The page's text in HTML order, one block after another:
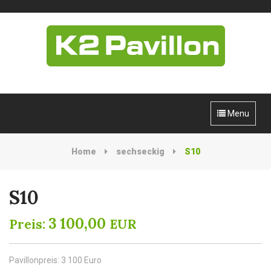
Menu
Home sechseckig S10
S10
Preis: 3 100,00 EUR
Pavillonpreis: 3 100 Euro